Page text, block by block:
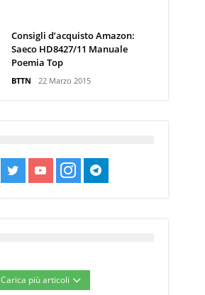
Consigli d’acquisto Amazon:
Saeco HD8427/11 Manuale
Poemia Top
BTTN 22 Marzo 2015
Carica più articoli